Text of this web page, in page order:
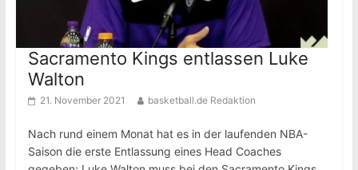
Sacramento Kings entlassen Luke
Walton
21. November 2021 basketball.de Redaktion
Nach rund einem Monat hat es in der laufenden NBA-
Saison die erste Entlassung eines Head Coaches